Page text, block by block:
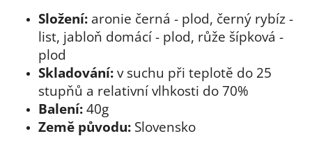
Složení: aronie černá - plod, černý rybíz -
list, jabloň domácí - plod, růže šípková -
plod
Skladování: v suchu při teplotě do 25
stupňů a relativní vlhkosti do 70%
Balení: 40g
Země původu: Slovensko